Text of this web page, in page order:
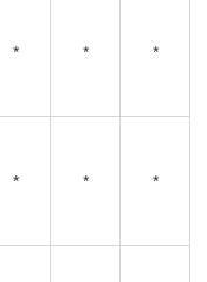
* * *
* * *